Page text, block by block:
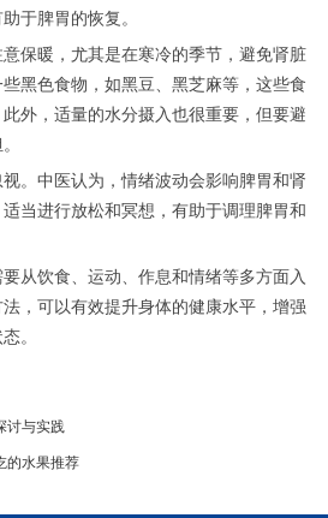
于脾胃的恢复。
保暖，尤其是在寒冷的季节，避免肾脏
黑色食物，如黑豆、黑芝麻等，这些食
外，适量的水分摄入也很重要，但要避
。中医认为，情绪波动会影响脾胃和肾
当进行放松和冥想，有助于调理脾胃和
从饮食、运动、作息和情绪等多方面入
，可以有效提升身体的健康水平，增强
。
讨与实践
的水果推荐